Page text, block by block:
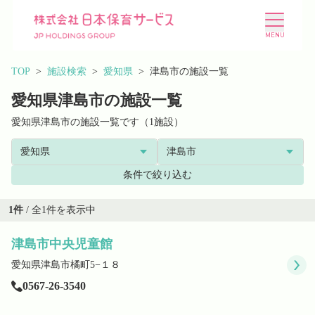
会社概要
投資家情報
TOP 施設検索 愛知県 津島市の施設一覧
愛知県津島市の施設一覧
愛知県津島市の施設一覧です（1施設）
条件で絞り込む
1件 / 全1件を表示中
津島市中央児童館
愛知県津島市橘町5−１８
0567-26-3540